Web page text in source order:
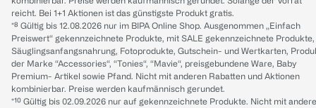
reicht. Bei 1+1 Aktionen ist das günstigste Produkt gratis.
*⁸ Gültig bis 12.08.2026 nur im BIPA Online Shop. Ausgenommen „Einfach
Preiswert“ gekennzeichnete Produkte, mit SALE gekennzeichnete Produkte,
Säuglingsanfangsnahrung, Fotoprodukte, Gutschein- und Wertkarten,
der Marke “Accessories“, “Tonies“, “Mavie“, preisgebundene Ware, Baby
Premium- Artikel sowie Pfand. Nicht mit anderen Rabatten und Aktionen
kombinierbar. Preise werden kaufmännisch gerundet.
*¹⁰ Gültig bis 02.09.2026 nur auf gekennzeichnete Produkte. Nicht mit